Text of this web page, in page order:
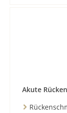
Akute